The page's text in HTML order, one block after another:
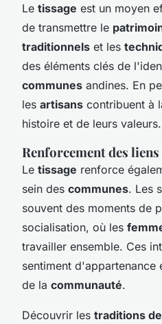
Le tissage est un moyen
de transmettre le
traditionnels et les
des éléments clés de
communes andines. En
les artisans contribuent à
histoire et de leurs valeurs.
Renforcement des
Le tissage renforce
sein des communes. Les
souvent des moments de
socialisation, où les
travailler ensemble. Ces
sentiment d'appartenance
de la communauté.
Découvrir les traditions